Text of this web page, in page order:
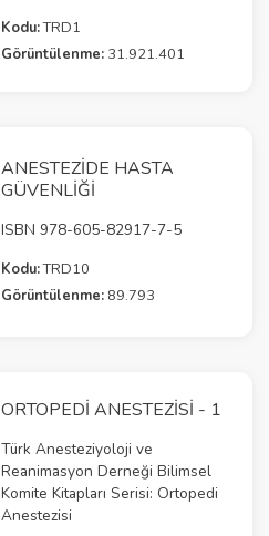
Kodu:TRD1
Görüntülenme: 31.921.401
ANESTEZİDE HASTA
GÜVENLİĞİ
ISBN 978-605-82917-7-5
Kodu:TRD10
Görüntülenme: 89.793
ORTOPEDI ANESTEZISI - 1
Türk Anesteziyoloji ve
Reanimasyon Derneği Bilimsel
Komite Kitapları Serisi: Ortopedi
Anestezisi